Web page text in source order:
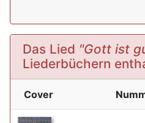
Das Lied "Gott ist
Liederbüchern
Cover